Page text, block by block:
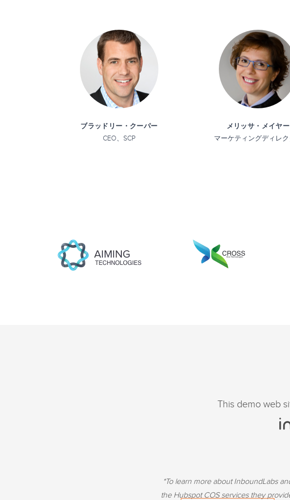
ブラッドリー・クーパー
CEO、SCP
メリッサ・メイヤー
マーケティングディレ
This demo web
*To learn more about InboundLabs
the Hubspot COS services they